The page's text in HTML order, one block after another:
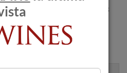
en el teléfono 635 96 13